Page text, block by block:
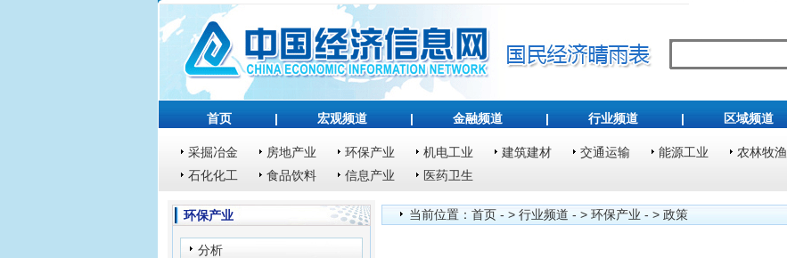
首页 | 宏观频道 | 金融频道 | 行业频道 | 区域频道
采掘冶金 房地产业 环保产业 机电工业 建筑建材 交通运输 能源工业 农林牧渔
石化化工
食品饮料 信息产业 医药卫生
环保产业
分析
当前位置： 首页 - > 行业频道 - > 环保产业 - > 政策